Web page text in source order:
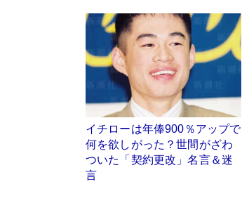
イチローは年俸900％アップで
何を欲しがった？世間がざわ
ついた「契約更改」名言＆迷
言